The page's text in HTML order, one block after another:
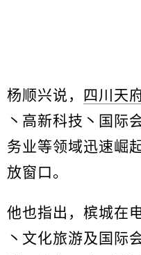
杨顺兴说， 四川天
丶高新科技丶国际
务业等领域迅速崛
放窗口。
他也指出，槟城在
丶文化旅游及国际